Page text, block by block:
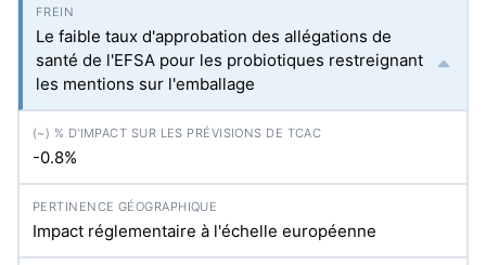
Le faible taux d'approbation des allégations de
santé de l'EFSA pour les probiotiques restreignant
les mentions sur l'emballage
-0.8%
Impact réglementaire à l'échelle européenne